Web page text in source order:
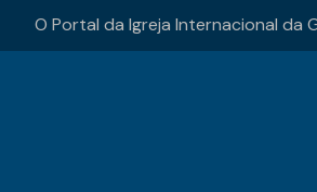
O Portal da Igreja Internacional da